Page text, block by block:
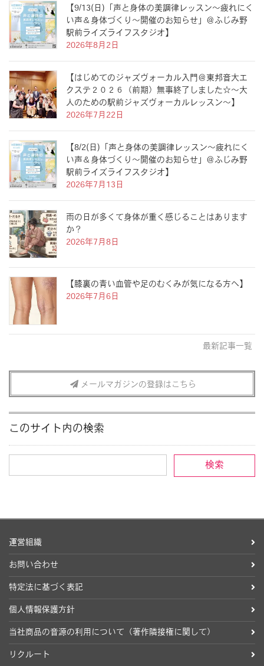
【9/13(日)「声と身体の美調律レッスン〜疲れにく
い声＆身体づくり〜開催のお知らせ」＠ふじみ野
駅前ライズライフスタジオ】
2026年8月2日
【はじめてのジャズヴォーカル入門＠東邦音大エ
クステ２０２６（前期）無事終了しました☆〜大
人のための駅前ジャズヴォーカルレッスン〜】
2026年7月22日
【8/2(日)「声と身体の美調律レッスン〜疲れにく
い声＆身体づくり〜開催のお知らせ」＠ふじみ野
駅前ライズライフスタジオ】
2026年7月13日
雨の日が多くて身体が重く感じることはあります
か？
2026年7月8日
【膝裏の青い血管や足のむくみが気になる方へ】
2026年7月6日
最新記事一覧
メールマガジンの登録はこちら
このサイト内の検索
運営組織
お問い合わせ
特定法に基づく表記
個人情報保護方針
当社商品の音源の利用について（著作隣接権に関して）
リクルート